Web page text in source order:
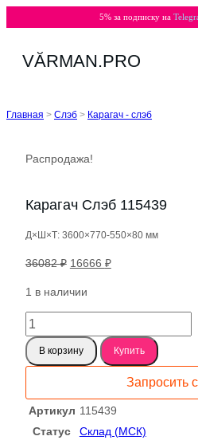
5% за подписку на
VӐRMAN.PRO
Главная > Слэб > Карагач - слэб
Распродажа!
Карагач Слэб 115439
Д×Ш×Т: 3600×770-550×80 мм
36082₽ Первоначальная
составляла
36082 ₽.
16666 ₽Текущая
1 в наличии
Количество
товара
Карагач
Слэб
В корзину Купить
Запросить
Артикул 115439
Статус
Склад (МСК)